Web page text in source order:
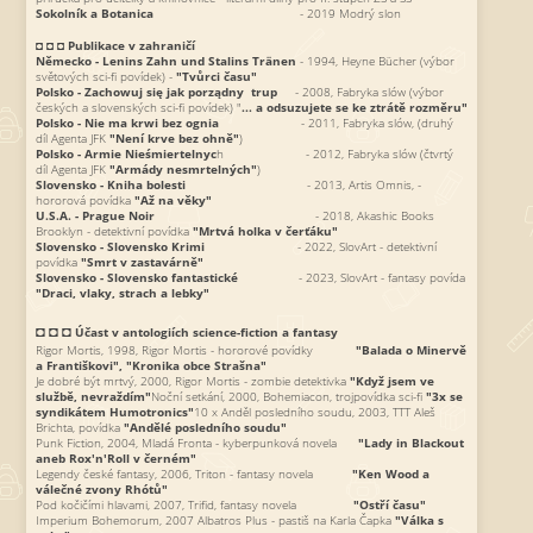
Sokolník a Botanica
- 2019 Modrý slon
◘ ◘ ◘ Publikace v zahraničí
Německo - Lenins Zahn und Stalins Tränen - 1994, Heyne Bücher (výbor
světových sci-fi povídek) - "Tvůrci času"
Polsko - Zachowuj się jak porządny trup- 2008, Fabryka slów (výbor
českých a slovenských sci-fi povídek) "... a odsuzujete se ke ztrátě rozměru"
Polsko - Nie ma krwi bez ognia- 2011, Fabryka slów, (druhý
díl Agenta JFK "Není krve bez ohně")
Polsko - Armie Nieśmiertelnych - 2012, Fabryka slów (čtvrtý
díl Agenta JFK "Armády nesmrtelných")
Slovensko - Kniha bolesti- 2013, Artis Omnis, -
hororová povídka"Až na věky"
U.S.A. - Prague Noir - 2018, Akashic Books
Brooklyn - detektivní povídka "Mrtvá holka v čerťáku"
Slovensko - Slovensko Krimi- 2022, SlovArt - detektivní
povídka "Smrt v zastavárně"
Slovensko - Slovensko fantastické- 2023, SlovArt - fantasy povída
"Draci, vlaky, strach a lebky"
◘ ◘ ◘ Účast v antologiích science-fiction a fantasy
Rigor Mortis, 1998, Rigor Mortis - hororové povídky "Balada o Minervě
a Františkovi", "Kronika obce Strašna"
Je dobré být mrtvý, 2000, Rigor Mortis - zombie detektivka "Když jsem ve
službě, nevraždím"Noční setkání, 2000, Bohemiacon, trojpovídka sci-fi "3x se
syndikátem Humotronics"10 x Anděl posledního soudu, 2003, TTT Aleš
Brichta, povídka "Andělé posledního soudu"
Punk Fiction, 2004, Mladá Fronta - kyberpunková novela "Lady in Blackout
aneb Rox'n'Roll v černém"
Legendy české fantasy, 2006, Triton - fantasy novela "Ken Wood a
válečné zvony Rhótů"
Pod kočičími hlavami, 2007, Trifid, fantasy novela "Ostří času"
Imperium Bohemorum, 2007 Albatros Plus - pastiš na Karla Čapka "Válka s